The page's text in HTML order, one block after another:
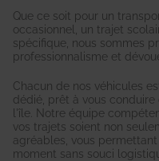
Que ce soit pour un
occasionnel, un trajet
spécifique, nous sommes
professionnalisme et
Chacun de nos véhicules
dédié, prêt à vous
l'île. Notre équipe
vos trajets soient non
agréables, vous
moment sans souci